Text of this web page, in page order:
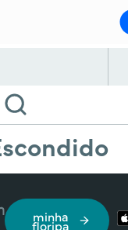
minha
floripa